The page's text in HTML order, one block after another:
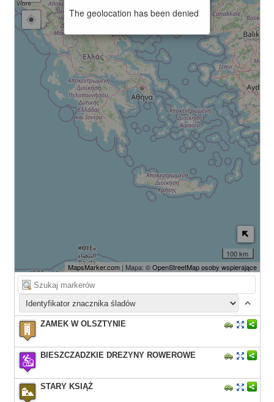
100 km
MapsMarker.com| Mapa: ©OpenStreetMap osoby wspierające
The geolocation has been denied
ZAMEK W OLSZTYNIE
BIESZCZADZKIE DREZYNY ROWEROWE
STARY KSIĄŻ